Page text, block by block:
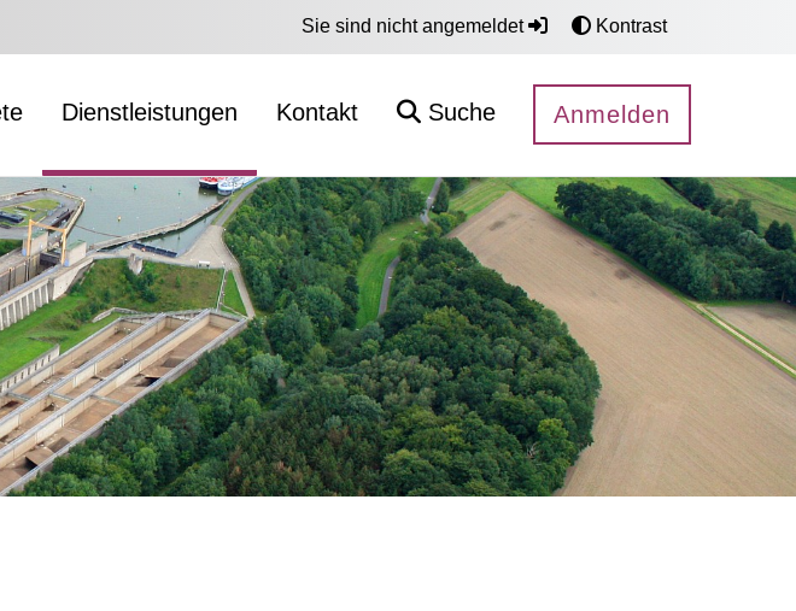
Sie sind nicht angemeldet Kontrast
Dienstleistungen Kontakt Suche Anmelden